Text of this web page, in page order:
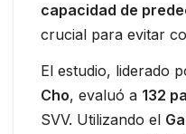
capacidad de
crucial para evitar
El estudio, liderado
Cho, evaluó a 132
SVV. Utilizando el